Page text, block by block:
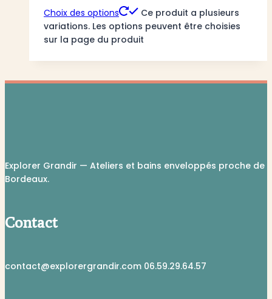
Choix des options
Ce produit a plusieurs
variations. Les options peuvent être choisies
sur la page du produit
Explorer Grandir — Ateliers et bains enveloppés proche de
Bordeaux.
Contact
contact@explorergrandir.com 06.59.29.64.57